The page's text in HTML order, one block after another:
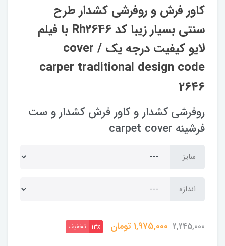
کاور فرش و روفرشی کشدار‌ طرح
سنتی بسیار زیبا کد Rh2646 با فیلم
لایو کیفیت درجه یک / cover
carper traditional design code
2646
روفرشی کشدار و کاور فرش کشدار و ست
فرشینه carpet cover
سایز
اندازه
2,245,000
1,975,000تومان 13٪ تخفیف